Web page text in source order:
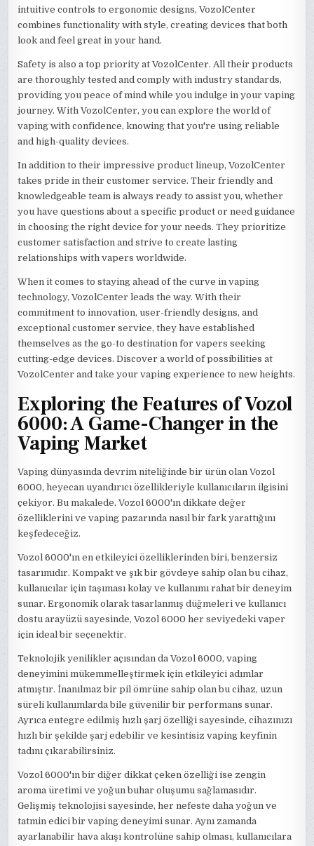
intuitive controls to ergonomic designs, VozolCenter
combines functionality with style, creating devices that both
look and feel great in your hand.
Safety is also a top priority at VozolCenter. All their products
are thoroughly tested and comply with industry standards,
providing you peace of mind while you indulge in your vaping
journey. With VozolCenter, you can explore the world of
vaping with confidence, knowing that you're using reliable
and high-quality devices.
In addition to their impressive product lineup, VozolCenter
takes pride in their customer service. Their friendly and
knowledgeable team is always ready to assist you, whether
you have questions about a specific product or need guidance
in choosing the right device for your needs. They prioritize
customer satisfaction and strive to create lasting
relationships with vapers worldwide.
When it comes to staying ahead of the curve in vaping
technology, VozolCenter leads the way. With their
commitment to innovation, user-friendly designs, and
exceptional customer service, they have established
themselves as the go-to destination for vapers seeking
cutting-edge devices. Discover a world of possibilities at
VozolCenter and take your vaping experience to new heights.
Exploring the Features of Vozol
6000: A Game-Changer in the
Vaping Market
Vaping dünyasında devrim niteliğinde bir ürün olan Vozol
6000, heyecan uyandırıcı özellikleriyle kullanıcıların ilgisini
çekiyor. Bu makalede, Vozol 6000'ın dikkate değer
özelliklerini ve vaping pazarında nasıl bir fark yarattığını
keşfedeceğiz.
Vozol 6000'ın en etkileyici özelliklerinden biri, benzersiz
tasarımıdır. Kompakt ve şık bir gövdeye sahip olan bu cihaz,
kullanıcılar için taşıması kolay ve kullanımı rahat bir deneyim
sunar. Ergonomik olarak tasarlanmış düğmeleri ve kullanıcı
dostu arayüzü sayesinde, Vozol 6000 her seviyedeki vaper
için ideal bir seçenektir.
Teknolojik yenilikler açısından da Vozol 6000, vaping
deneyimini mükemmelleştirmek için etkileyici adımlar
atmıştır. İnanılmaz bir pil ömrüne sahip olan bu cihaz, uzun
süreli kullanımlarda bile güvenilir bir performans sunar.
Ayrıca entegre edilmiş hızlı şarj özelliği sayesinde, cihazınızı
hızlı bir şekilde şarj edebilir ve kesintisiz vaping keyfinin
tadını çıkarabilirsiniz.
Vozol 6000'ın bir diğer dikkat çeken özelliği ise zengin
aroma üretimi ve yoğun buhar oluşumu sağlamasıdır.
Gelişmiş teknolojisi sayesinde, her nefeste daha yoğun ve
tatmin edici bir vaping deneyimi sunar. Aynı zamanda
ayarlanabilir hava akışı kontrolüne sahip olması, kullanıcılara